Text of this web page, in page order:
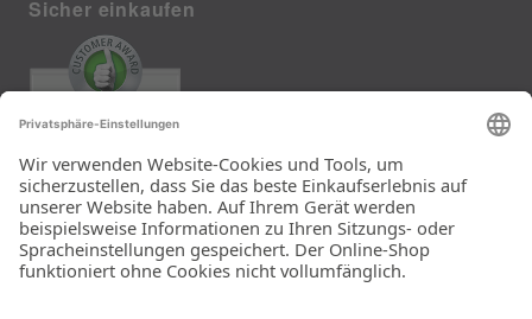
Sicher einkaufen
385 reviews from real customers
(last 12 months)
Total: 11283
Die Auswahl und die
Einfachheit der
Bestellung.